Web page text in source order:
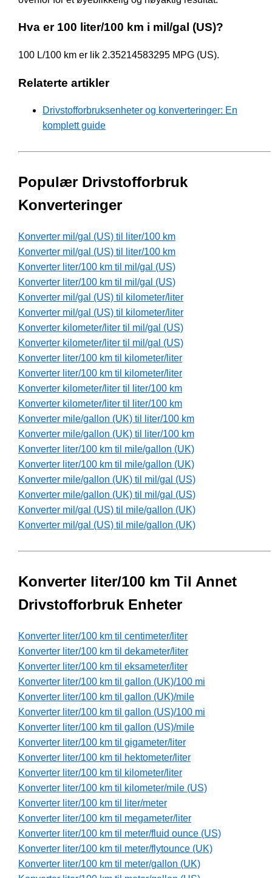
Hva er 100 liter/100 km i mil/gal (US)?
100 L/100 km er lik 2.35214583295 MPG (US).
Relaterte artikler
Drivstofforbruksenheter og konverteringer: En
komplett guide
Populær Drivstofforbruk
Konverteringer
Konverter mil/gal (US) til liter/100 km
Konverter mil/gal (US) til liter/100 km
Konverter liter/100 km til mil/gal (US)
Konverter liter/100 km til mil/gal (US)
Konverter mil/gal (US) til kilometer/liter
Konverter mil/gal (US) til kilometer/liter
Konverter kilometer/liter til mil/gal (US)
Konverter kilometer/liter til mil/gal (US)
Konverter liter/100 km til kilometer/liter
Konverter liter/100 km til kilometer/liter
Konverter kilometer/liter til liter/100 km
Konverter kilometer/liter til liter/100 km
Konverter mile/gallon (UK) til liter/100 km
Konverter mile/gallon (UK) til liter/100 km
Konverter liter/100 km til mile/gallon (UK)
Konverter liter/100 km til mile/gallon (UK)
Konverter mile/gallon (UK) til mil/gal (US)
Konverter mile/gallon (UK) til mil/gal (US)
Konverter mil/gal (US) til mile/gallon (UK)
Konverter mil/gal (US) til mile/gallon (UK)
Konverter liter/100 km Til Annet
Drivstofforbruk Enheter
Konverter liter/100 km til centimeter/liter
Konverter liter/100 km til dekameter/liter
Konverter liter/100 km til eksameter/liter
Konverter liter/100 km til gallon (UK)/100 mi
Konverter liter/100 km til gallon (UK)/mile
Konverter liter/100 km til gallon (US)/100 mi
Konverter liter/100 km til gallon (US)/mile
Konverter liter/100 km til gigameter/liter
Konverter liter/100 km til hektometer/liter
Konverter liter/100 km til kilometer/liter
Konverter liter/100 km til kilometer/mile (US)
Konverter liter/100 km til liter/meter
Konverter liter/100 km til megameter/liter
Konverter liter/100 km til meter/fluid ounce (US)
Konverter liter/100 km til meter/flytounce (UK)
Konverter liter/100 km til meter/gallon (UK)